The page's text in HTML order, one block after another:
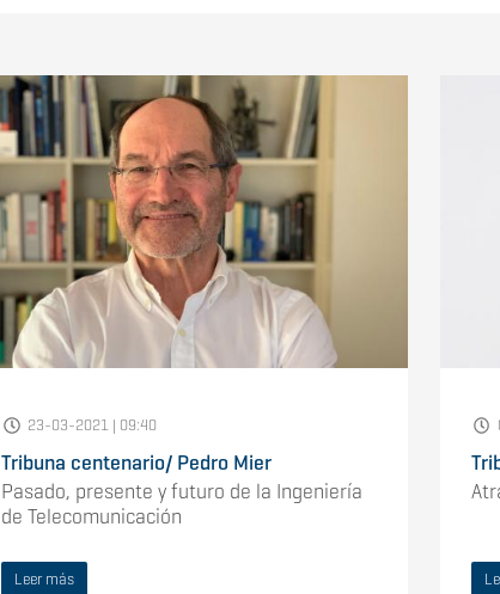
23-03-2021 | 09:40
Tribuna centenario/ Pedro Mier
Pasado, presente y futuro de la Ingeniería
de Telecomunicación
Leer más